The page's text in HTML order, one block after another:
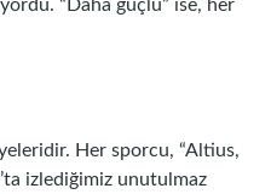
“Daha güçlü” ise, her
Her sporcu, “Altius,
izlediğimiz unutulmaz